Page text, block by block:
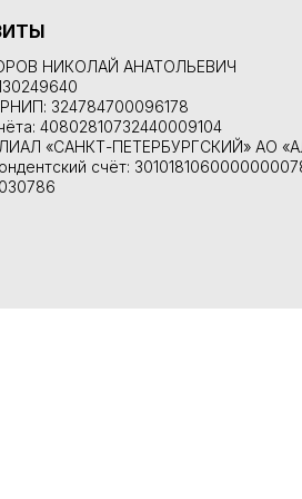
НИКОЛАЙ АНАТОЛЬЕВИЧ
324784700096178
40802810732440009104
«САНКТ-ПЕТЕРБУРГСКИЙ» АО
счёт: